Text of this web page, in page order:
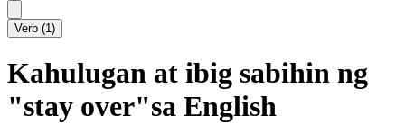
Verb (1)
Kahulugan at ibig sabihin ng
"stay over"sa English